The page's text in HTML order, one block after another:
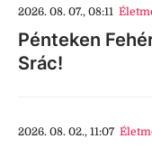
2026. 08. 07., 08:11
Pénteken
Srác!
2026. 08. 02., 11:07